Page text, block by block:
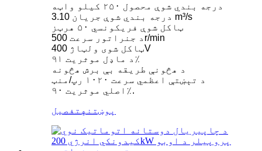
درجه بندي شوې محصول ۲۵۰ کیلو واټه
درجه بندي شوې جریان 3.10 m³/s
ټاکل شوې فریکونسي ۵۰ هرټز
د جنراتور سرعت 500r/min
ټاکل شوی ولټاژ 400V
د ماډل موثریت ۹۱٪
د هڅونې طریقه بې برش هڅونه
د تېښتې اعظمي سرعت ۱۰۲۰ رپ/منټ
اصلي موثریت ۹۰٪.
پوښتنه تفصیل